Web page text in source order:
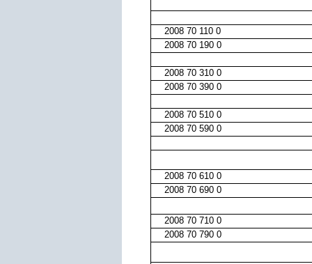
2008 70 110 0
2008 70 190 0
2008 70 310 0
2008 70 390 0
2008 70 510 0
2008 70 590 0
2008 70 610 0
2008 70 690 0
2008 70 710 0
2008 70 790 0